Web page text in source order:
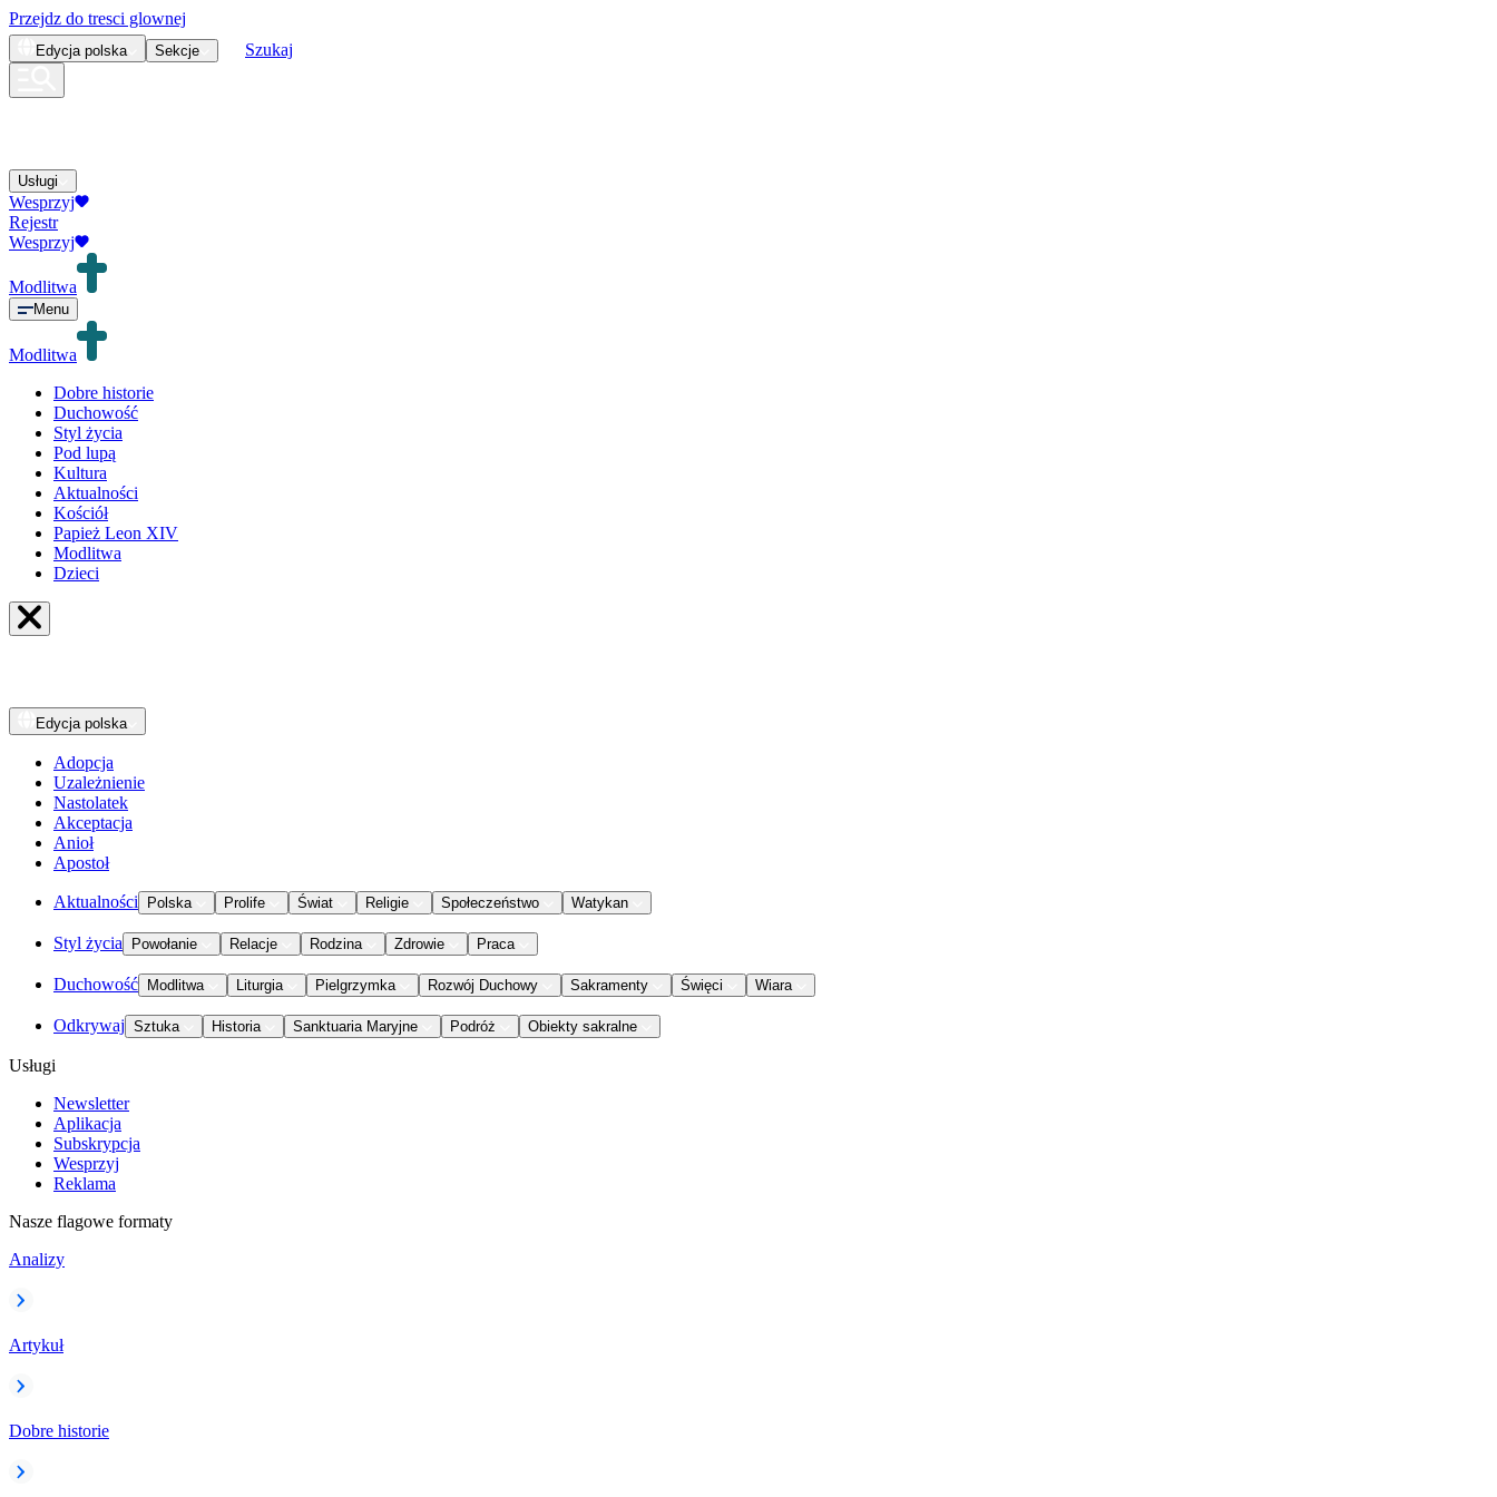
Przejdz do tresci glownej
Edycja polska Sekcje Szukaj
Usługi
Wesprzyj
Rejestr
Wesprzyj
Modlitwa
Menu
Modlitwa
Dobre historie
Duchowość
Styl życia
Pod lupą
Kultura
Aktualności
Kościół
Papież Leon XIV
Modlitwa
Dzieci
Edycja polska
Adopcja
Uzależnienie
Nastolatek
Akceptacja
Anioł
Apostoł
Aktualności Polska Prolife Świat Religie Społeczeństwo Watykan
Styl życia Powołanie Relacje Rodzina Zdrowie Praca
Duchowość Modlitwa Liturgia Pielgrzymka Rozwój Duchowy Sakramenty Święci Wiara
Odkrywaj Sztuka Historia Sanktuaria Maryjne Podróż Obiekty sakralne
Usługi
Newsletter
Aplikacja
Subskrypcja
Wesprzyj
Reklama
Nasze flagowe formaty
Analizy
Artykuł
Dobre historie